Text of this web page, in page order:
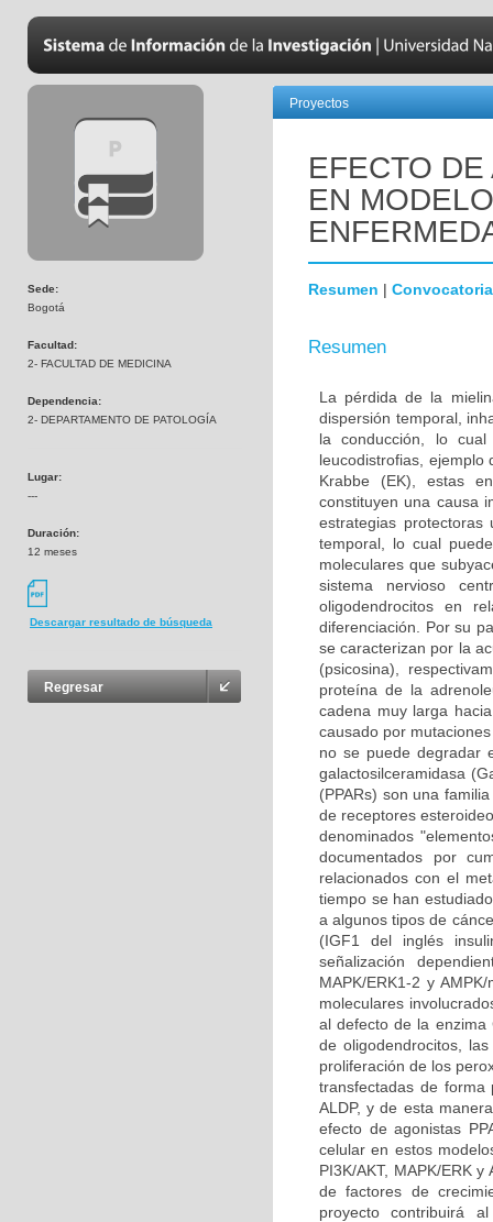
Sede:
Bogotá
Facultad:
2- FACULTAD DE MEDICINA
Dependencia:
2- DEPARTAMENTO DE PATOLOGÍA
Lugar:
---
Duración:
12 meses
Descargar resultado de búsqueda
Regresar
Proyectos
EFECTO
EN
Resumen | Convocatoria
Resumen
La pérdida de la
dispersión temporal,
la conducción, lo cual
leucodistrofias,
Krabbe (EK), estas
constituyen una causa
estrategias protectoras
temporal, lo cual
moleculares que
sistema nervioso
oligodendrocitos en
diferenciación. Por su
se caracterizan por la
(psicosina),
proteína de la
cadena muy larga
causado por
no se puede degradar
galactosilceramidasa
(PPARs) son una
de receptores
denominados
documentados por
relacionados con el
tiempo se han
a algunos tipos de
(IGF1 del inglés
señalización
MAPK/ERK1-2 y
moleculares
al defecto de la enzima
de oligodendrocitos,
proliferación de los
transfectadas de forma
ALDP, y de esta
efecto de agonistas
celular en estos
PI3K/AKT, MAPK/ERK
de factores de
proyecto contribuirá